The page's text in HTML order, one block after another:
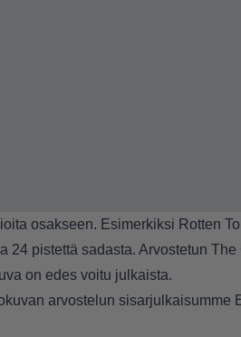
osakseen. Esimerkiksi Rotten
24 pistettä sadasta. Arvostetun
on edes voitu julkaista.
arvostelun sisarjulkaisumme